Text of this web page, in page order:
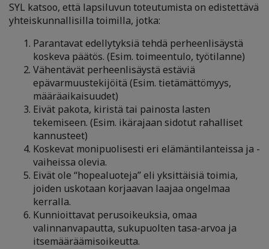
SYL katsoo, että lapsiluvun toteutumista on edistettävä
yhteiskunnallisilla toimilla, jotka:
Parantavat edellytyksiä tehdä perheenlisäystä
koskeva päätös. (Esim. toimeentulo, työtilanne)
Vähentävät perheenlisäystä estäviä
epävarmuustekijöitä (Esim. tietämättömyys,
määräaikaisuudet)
Eivät pakota, kiristä tai painosta lasten
tekemiseen. (Esim. ikärajaan sidotut rahalliset
kannusteet)
Koskevat monipuolisesti eri elämäntilanteissa ja -
vaiheissa olevia.
Eivät ole “hopealuoteja” eli yksittäisiä toimia,
joiden uskotaan korjaavan laajaa ongelmaa
kerralla.
Kunnioittavat perusoikeuksia, omaa
valinnanvapautta, sukupuolten tasa-arvoa ja
itsemääräämisoikeutta.